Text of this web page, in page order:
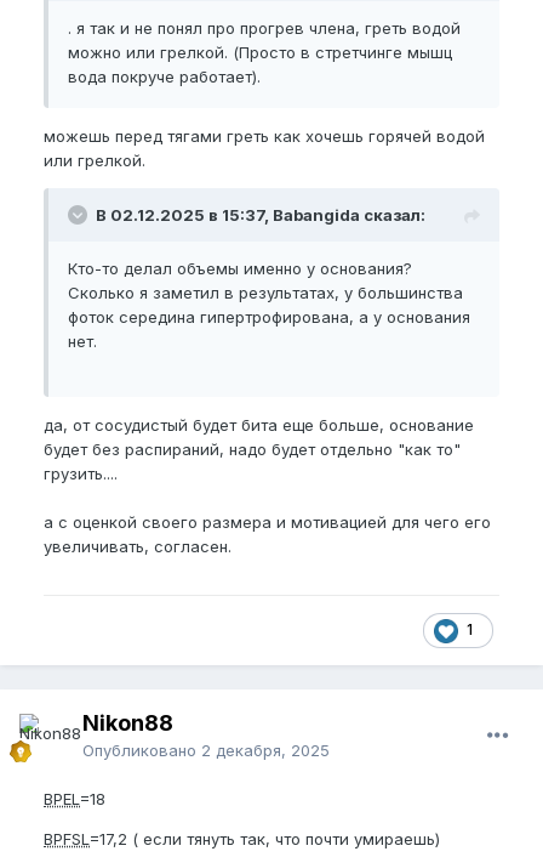
. я так и не понял про прогрев члена, греть водой
можно или грелкой. (Просто в стретчинге мышц
вода покруче работает).
можешь перед тягами греть как хочешь горячей водой
или грелкой.
В 02.12.2025 в 15:37, Babangida сказал:
Кто-то делал объемы именно у основания?
Сколько я заметил в результатах, у большинства
фоток середина гипертрофирована, а у основания
нет.
да, от сосудистый будет бита еще больше, основание
будет без распираний, надо будет отдельно "как то"
грузить....
а с оценкой своего размера и мотивацией для чего его
увеличивать, согласен.
1
Nikon88
Опубликовано 2 декабря, 2025
BPEL =18
BPFSL =17,2 ( если тянуть так, что почти умираешь)